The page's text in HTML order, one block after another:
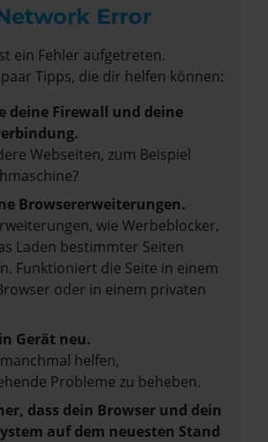
Error
ein Fehler aufgetreten.
Tipps, die dir helfen können:
deine Firewall und deine
Webseiten, zum Beispiel
Browsererweiterungen.
wie Werbeblocker,
Laden bestimmter Seiten
Funktioniert die Seite in einem
oder in einem privaten
Gerät neu.
helfen,
Probleme zu beheben.
dass dein Browser und dein
auf dem neuesten Stand